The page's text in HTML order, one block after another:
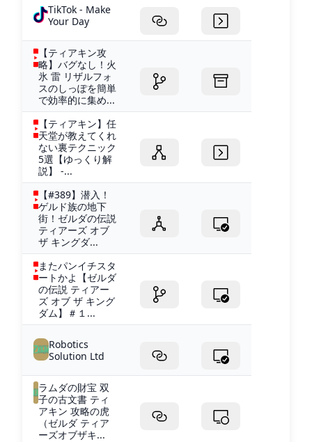
TikTok - Make
Your Day
【ティアキン攻
略】バグなし！火
氷 雷 リザルフォ
スのしっぽを簡単
で効率的に集め...
【ティアキン】任
天堂が教えてくれ
ない裏テクニック
5選【ゆっくり解
説】 -...
【#389】潜入！
ゲルド族の地下
街！ゼルダの伝説
ティアーズ オブ
ザ キングダ...
またパンイチスタ
ートかよ【ゼルダ
の伝説 ティアー
ズ オブ ザ キング
ダム】＃１...
Robotics
Solution Ltd
ラムダの財宝 双
子の古文書 ティ
アキン 攻略の虎
（ゼルダ ティア
ーズオブザキ...